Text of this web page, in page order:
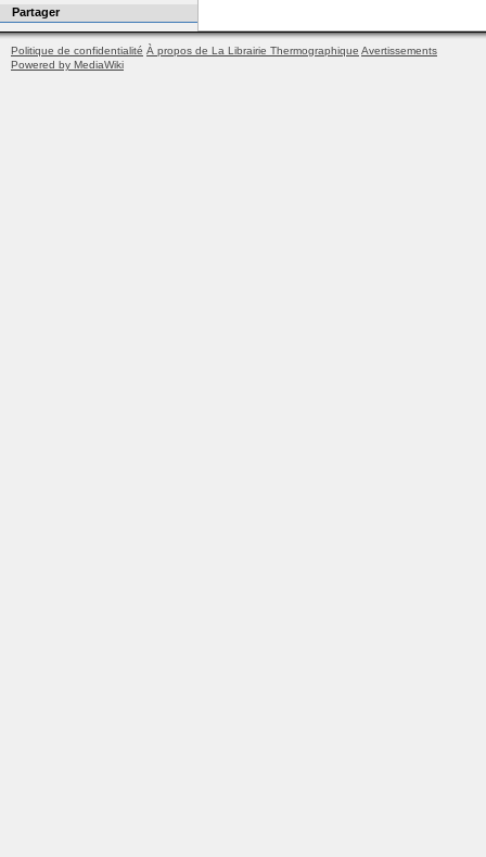
Partager
Politique de confidentialité À propos de La Librairie Thermographique Avertissements
Powered by MediaWiki